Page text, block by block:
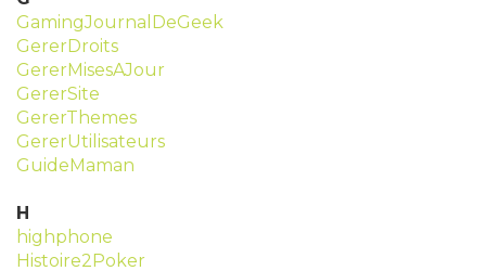
GamingJournalDeGeek
GererDroits
GererMisesAJour
GererSite
GererThemes
GererUtilisateurs
GuideMaman
H
highphone
Histoire2Poker